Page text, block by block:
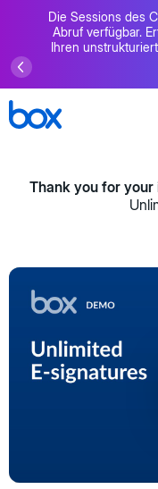
Die Sessions des
Abruf verfügbar.
Ihren
Thank you for